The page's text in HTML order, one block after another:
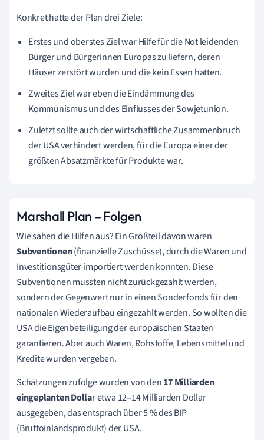
Konkret hatte der Plan drei Ziele:
Erstes und oberstes Ziel war Hilfe für die Not leidenden
Bürger und Bürgerinnen Europas zu liefern, deren
Häuser zerstört wurden und die kein Essen hatten.
Zweites Ziel war eben die Eindämmung des
Kommunismus und des Einflusses der Sowjetunion.
Zuletzt sollte auch der wirtschaftliche Zusammenbruch
der USA verhindert werden, für die Europa einer der
größten Absatzmärkte für Produkte war.
Marshall Plan – Folgen
Wie sahen die Hilfen aus? Ein Großteil davon waren
Subventionen(finanzielle Zuschüsse), durch die Waren und
Investitionsgüter importiert werden konnten. Diese
Subventionen mussten nicht zurückgezahlt werden,
sondern der Gegenwert nur in einen Sonderfonds für den
nationalen Wiederaufbau eingezahlt werden. So wollten die
USA die Eigenbeteiligung der europäischen Staaten
garantieren. Aber auch Waren, Rohstoffe, Lebensmittel und
Kredite wurden vergeben.
Schätzungen zufolge wurden von den17 Milliarden
eingeplanten Dollar etwa 12–14 Milliarden Dollar
ausgegeben, das entsprach über 5 % des BIP
(Bruttoinlandsprodukt) der USA.